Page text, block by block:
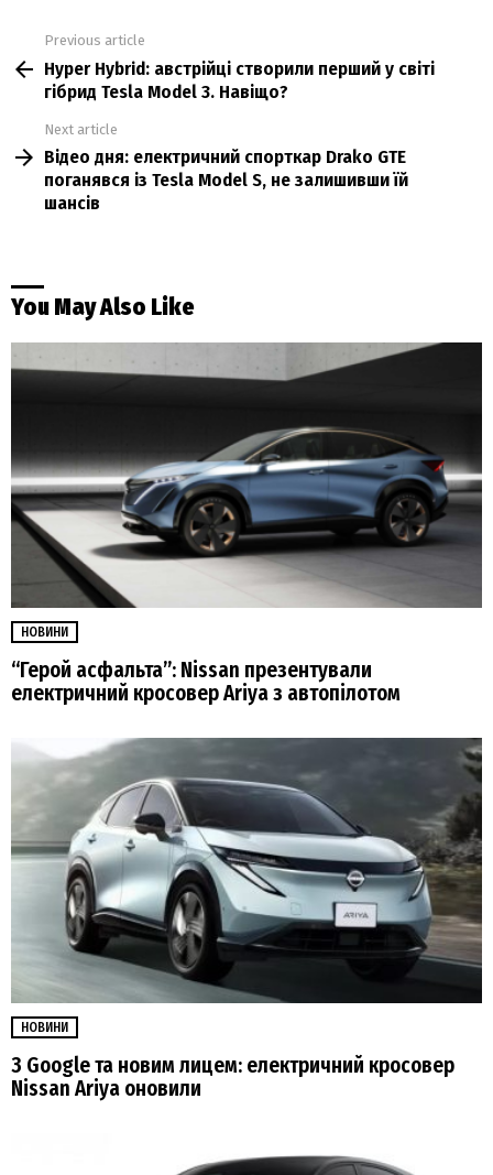
more
Previous article
Hyper Hybrid: австрійці створили перший у світі
гібрид Tesla Model 3. Навіщо?
Next article
Відео дня: електричний спорткар Drako GTE
поганявся із Tesla Model S, не залишивши їй
шансів
You May Also Like
НОВИНИ
“Герой асфальта”: Nissan презентували
електричний кросовер Ariya з автопілотом
НОВИНИ
З Google та новим лицем: електричний кросовер
Nissan Ariya оновили